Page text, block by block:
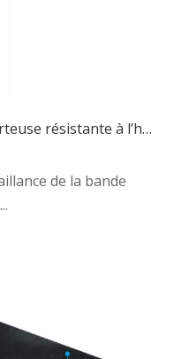
À quoi sert une bande transporteuse résistante à l’huile ?
de la bande